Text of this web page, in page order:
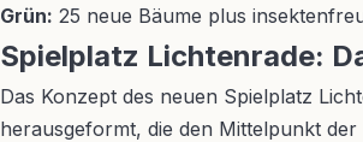
Grün: 25 neue Bäume plus
Spielplatz Lichtenrade:
Das Konzept des neuen Spielplatz
herausgeformt, die den Mittelpunkt